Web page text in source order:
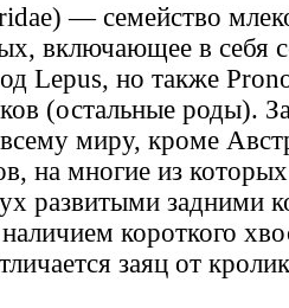
— семейство
включающее в себя
Lepus, но также
(остальные роды).
миру, кроме
на многие из
развитыми задними
короткого
заяц от